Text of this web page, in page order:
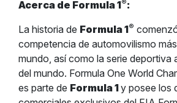
Acerca de Formula 1®:
La historia de Formula 1®
competencia de automovilismo
mundo, así como la serie deportiva
del mundo. Formula One World
es parte de Formula 1y posee los